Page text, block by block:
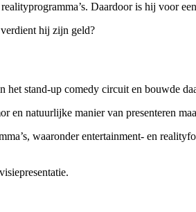
Daardoor is hij voor
hij zijn geld?
stand-up comedy circuit en bouwde
natuurlijke manier van presenteren
waaronder entertainment- en